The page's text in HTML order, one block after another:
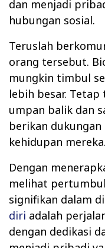
dan menjadi
hubungan sosial.
Teruslah
orang tersebut.
mungkin timbul
lebih besar.
umpan balik dan
berikan
kehidupan mereka.
Dengan
melihat
signifikan dalam
diri adalah
dengan dedikasi